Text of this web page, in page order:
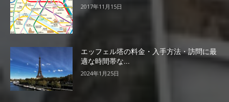
2017年11月15日
エッフェル塔の料金・入手方法・訪問に最
適な時間帯な...
2024年1月25日